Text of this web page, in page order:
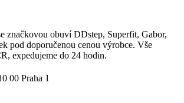
značkovou obuví DDstep, Superfit, Gabor,
pod doporučenou cenou výrobce. Vše
expedujeme do 24 hodin.
00 Praha 1